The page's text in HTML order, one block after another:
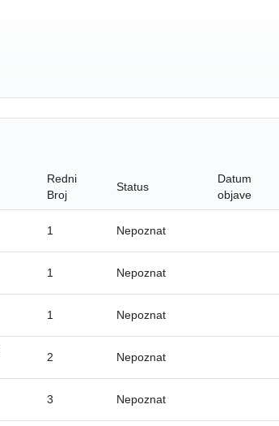
Redni
Broj
Status
Datum
objave
1 Nepoznat
1 Nepoznat
1 Nepoznat
2 Nepoznat
3 Nepoznat